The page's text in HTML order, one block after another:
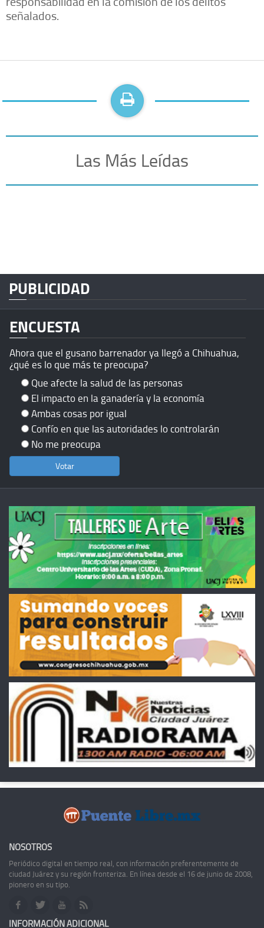
señalados.
Las Más Leídas
PUBLICIDAD
ENCUESTA
Ahora que el gusano barrenador ya llegó a Chihuahua,
¿qué es lo que más te preocupa?
Que afecte la salud de las personas
El impacto en la ganadería y la economía
Ambas cosas por igual
Confío en que las autoridades lo controlarán
No me preocupa
NOSOTROS
Periódico digital en tiempo real, con información preferentemente de
ciudad Juárez y su región fronteriza. En línea desde el 16 de junio de 2008,
pionero en su tipo.
INFORMACIÓN ADICIONAL